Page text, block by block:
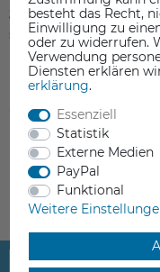
Jumbo-Toner Brother
schwarz
89,00 €
ab Lager > Lieferzeit 1-3 Werktage
besteht das Recht,
Einwilligung zu
oder zu widerrufen.
Verwendung
Diensten erklären
erklärung.
Essenziell
Statistik
Externe Medien
PayPal
Funktional
Weitere